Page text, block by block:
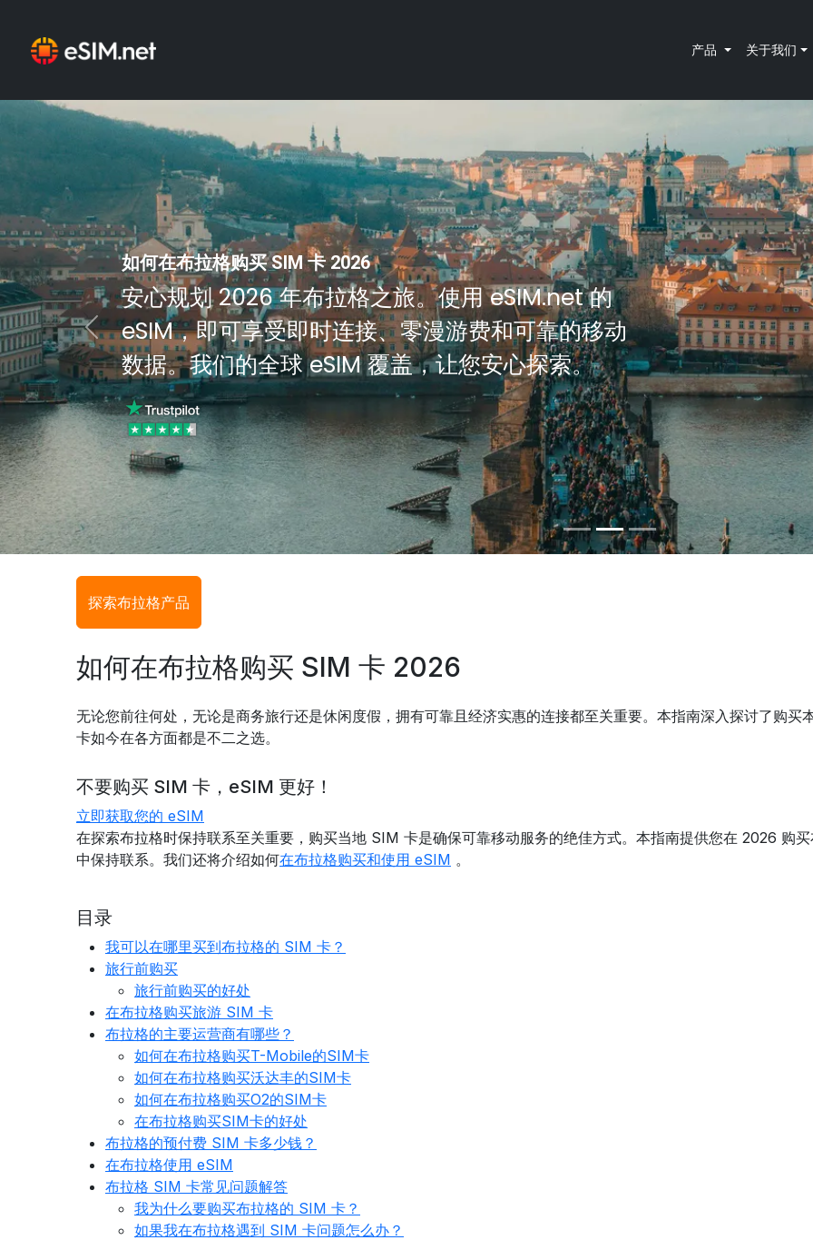
产品 关于我们
如何在布拉格购买 SIM 卡 2026
安心规划 2026 年布拉格之旅。使用 eSIM.net 的
eSIM，即可享受即时连接、零漫游费和可靠的移动
数据。我们的全球 eSIM 覆盖，让您安心探索。
Previous
探索布拉格产品
如何在布拉格购买 SIM 卡 2026
无论您前往何处，无论是商务旅行还是休闲度假，拥有可靠且经济实惠的连接都至关重要。本指南深入探讨了购
卡如今在各方面都是不二之选。
不要购买 SIM 卡，eSIM 更好！
立即获取您的 eSIM
在探索布拉格时保持联系至关重要，购买当地 SIM 卡是确保可靠移动服务的绝佳方式。本指南提供您在 2026 购
中保持联系。我们还将介绍如何在布拉格购买和使用 eSIM 。
目录
我可以在哪里买到布拉格的 SIM 卡？
旅行前购买
旅行前购买的好处
在布拉格购买旅游 SIM 卡
布拉格的主要运营商有哪些？
如何在布拉格购买T-Mobile的SIM卡
如何在布拉格购买沃达丰的SIM卡
如何在布拉格购买O2的SIM卡
在布拉格购买SIM卡的好处
布拉格的预付费 SIM 卡多少钱？
在布拉格使用 eSIM
布拉格 SIM 卡常见问题解答
我为什么要购买布拉格的 SIM 卡？
如果我在布拉格遇到 SIM 卡问题怎么办？